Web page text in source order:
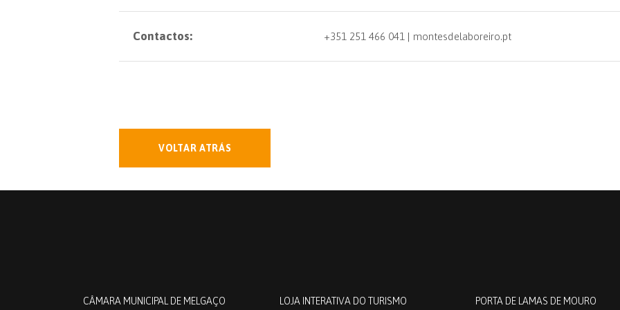
Contactos: +351 251 466 041 | montesdelaboreiro.pt
VOLTAR ATRÁS
CÂMARA MUNICIPAL DE MELGAÇO LOJA INTERATIVA DO TURISMO PORTA DE LAMAS DE MOURO